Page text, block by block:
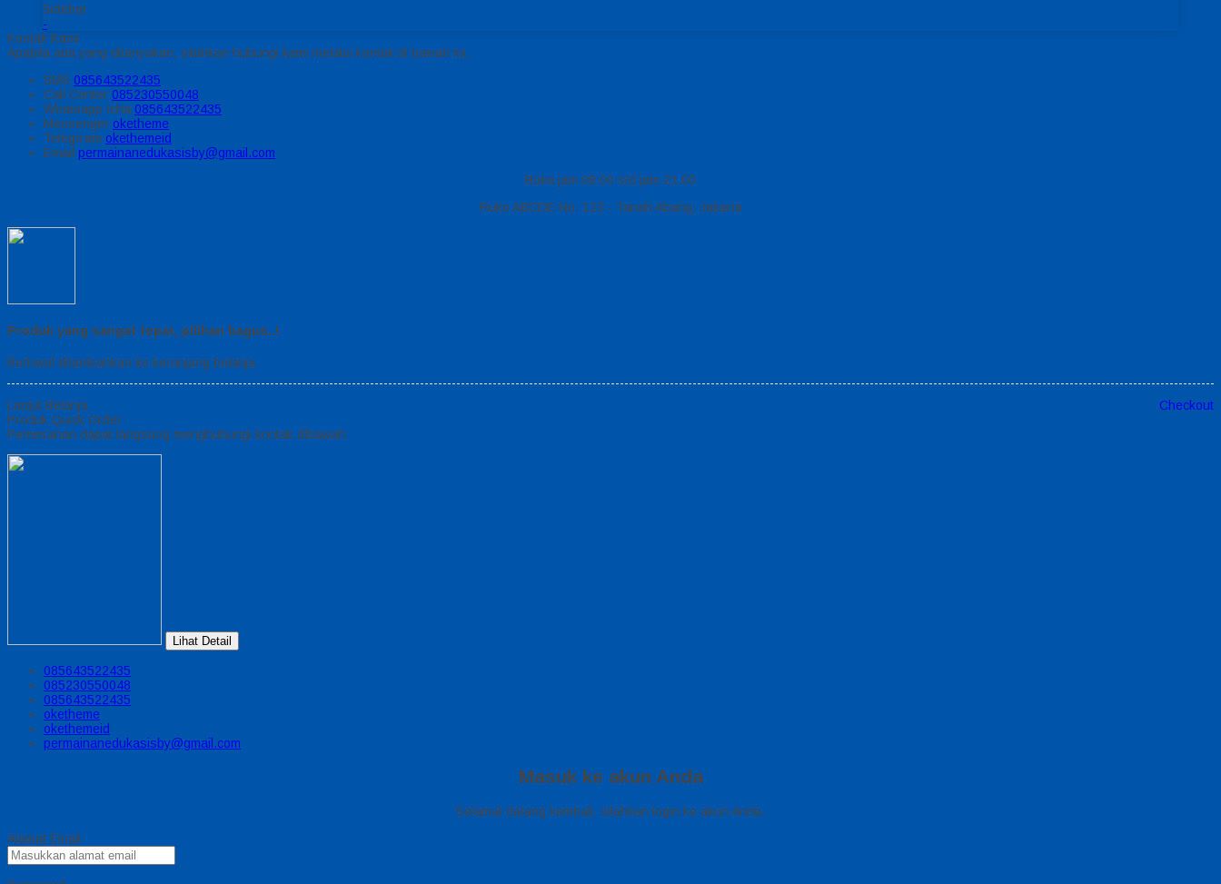
Sidebar
-
Kontak Kami
Apabila ada yang ditanyakan, silahkan hubungi kami melalui kontak di bawah ini.
SMS 085643522435
Call Center 085230550048
Whatsapp Icha 085643522435
Messenger oketheme
Telegrram okethemeid
Email permainanedukasisby@gmail.com
Buka jam 08.00 s/d jam 21.00
Ruko ABCDE No. 123 - Tanah Abang, Jakarta
Produk yang sangat tepat, pilihan bagus..!
Berhasil ditambahkan ke keranjang belanja
Lanjut Belanja
Checkout
Produk Quick Order
Pemesanan dapat langsung menghubungi kontak dibawah:
Lihat Detail
085643522435
085230550048
085643522435
oketheme
okethemeid
permainanedukasisby@gmail.com
Masuk ke akun Anda
Selamat datang kembali, silahkan login ke akun Anda.
Alamat Email